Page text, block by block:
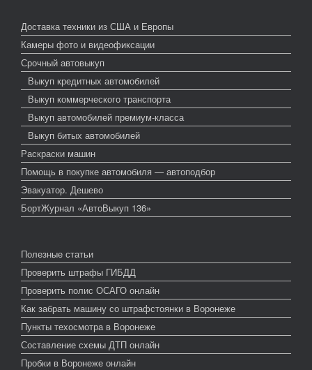
Доставка техники из США и Европы
Камеры фото и видеофиксации
Срочный автовыкуп
Выкуп кредитных автомобилей
Выкуп коммерческого транспорта
Выкуп автомобилей премиум-класса
Выкуп битых автомобилей
Раскраски машин
Помощь в покупке автомобиля — автоподбор
Эвакуатор. Дешево
БортЖурнал «АвтоВыкуп 136»
Полезные статьи
Проверить штрафы ГИБДД
Проверить полис ОСАГО онлайн
Как забрать машину со штрафстоянки в Воронеже
Пункты техосмотра в Воронеже
Составление схемы ДТП онлайн
Пробки в Воронеже онлайн